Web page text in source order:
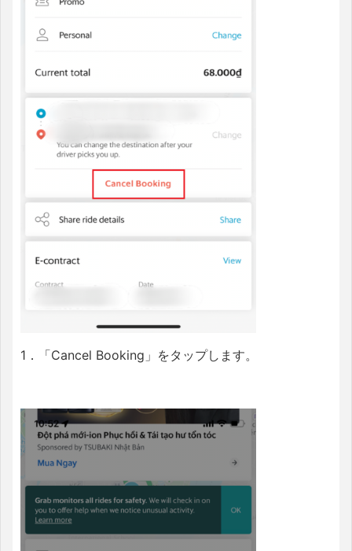
1．「Cancel Booking」をタップします。